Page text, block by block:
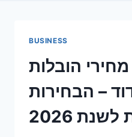
BUSINESS
הובלות
– הבחירות
2026